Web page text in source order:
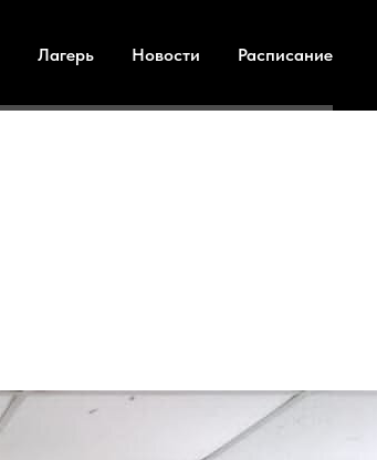
Лагерь Новости Расписание